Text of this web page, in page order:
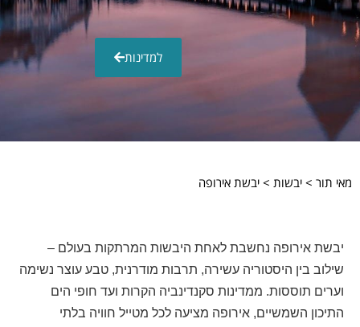
למדינות
מאי תור > יבשות > יבשת אירופה
יבשת אירופה נחשבת לאחת היבשות המרתקות בעולם –
שילוב בין היסטוריה עשירה, תרבות מודרנית, טבע עוצר נשימה
וערים תוססות. ממדינות סקנדינביה הקרות ועד חופי הים
התיכון השמשיים, אירופה מציעה לכל מטייל חוויה בלתי